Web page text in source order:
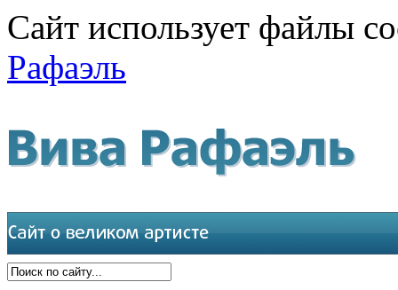
Сайт использует файлы
Рафаэль